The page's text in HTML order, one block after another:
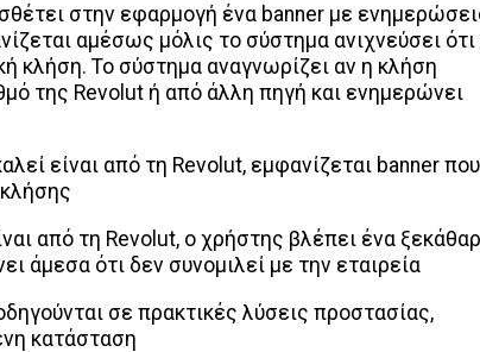
στην εφαρμογή ένα banner με
αμέσως μόλις το σύστημα ανιχνεύσει ότι
κλήση. Το σύστημα αναγνωρίζει αν η κλήση
της Revolut ή από άλλη πηγή και ενημερώνει
είναι από τη Revolut, εμφανίζεται banner που
από τη Revolut, ο χρήστης βλέπει ένα
άμεσα ότι δεν συνομιλεί με την εταιρεία
σε πρακτικές λύσεις προστασίας,
κατάσταση